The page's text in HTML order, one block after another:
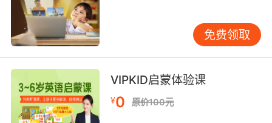
免费领取
VIPKID启蒙体验课
¥0 原价100元